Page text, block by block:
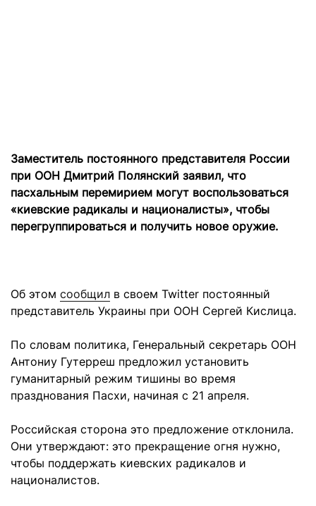
Заместитель постоянного представителя России
при ООН Дмитрий Полянский заявил, что
пасхальным перемирием могут воспользоваться
«киевские радикалы и националисты», чтобы
перегруппироваться и получить новое оружие.
Об этом сообщил в своем Twitter постоянный
представитель Украины при ООН Сергей Кислица.
По словам политика, Генеральный секретарь ООН
Антониу Гутерреш предложил установить
гуманитарный режим тишины во время
празднования Пасхи, начиная с 21 апреля.
Российская сторона это предложение отклонила.
Они утверждают: это прекращение огня нужно,
чтобы поддержать киевских радикалов и
националистов.